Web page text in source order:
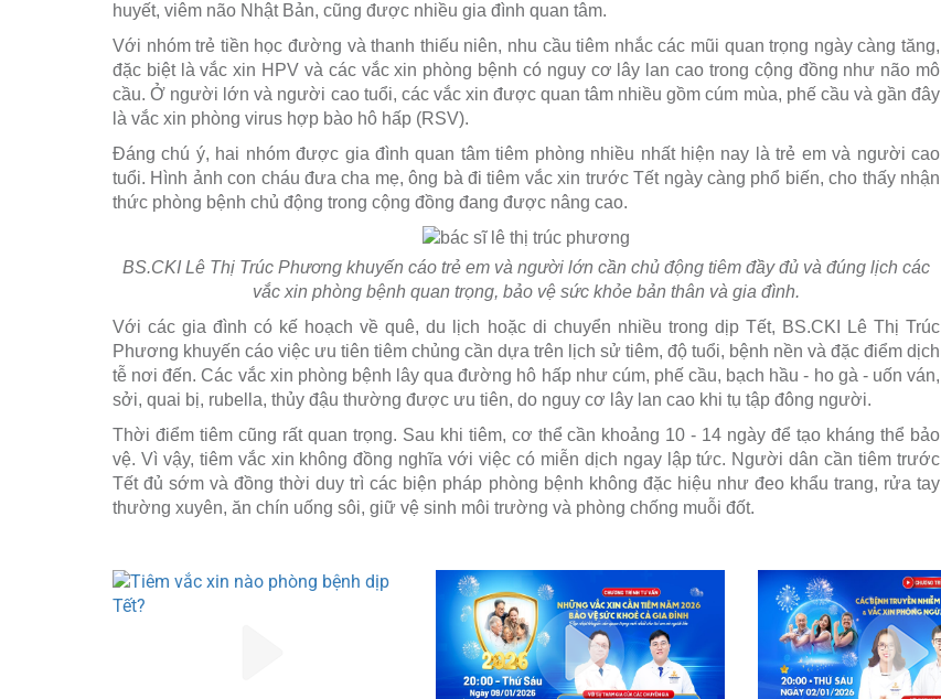
huyết, viêm não Nhật Bản, cũng được nhiều gia đình quan tâm.
Với nhóm trẻ tiền học đường và thanh thiếu niên, nhu cầu tiêm nhắc các mũi quan trọng ngày càng tăng,
đặc biệt là vắc xin HPV và các vắc xin phòng bệnh có nguy cơ lây lan cao trong cộng đồng như não mô
cầu. Ở người lớn và người cao tuổi, các vắc xin được quan tâm nhiều gồm cúm mùa, phế cầu và gần đây
là vắc xin phòng virus hợp bào hô hấp (RSV).
Đáng chú ý, hai nhóm được gia đình quan tâm tiêm phòng nhiều nhất hiện nay là trẻ em và người cao
tuổi. Hình ảnh con cháu đưa cha mẹ, ông bà đi tiêm vắc xin trước Tết ngày càng phổ biến, cho thấy nhận
thức phòng bệnh chủ động trong cộng đồng đang được nâng cao.
BS.CKI Lê Thị Trúc Phương khuyến cáo trẻ em và người lớn cần chủ động tiêm đầy đủ và đúng lịch các
vắc xin phòng bệnh quan trọng, bảo vệ sức khỏe bản thân và gia đình.
Với các gia đình có kế hoạch về quê, du lịch hoặc di chuyển nhiều trong dịp Tết, BS.CKI Lê Thị Trúc
Phương khuyến cáo việc ưu tiên tiêm chủng cần dựa trên lịch sử tiêm, độ tuổi, bệnh nền và đặc điểm dịch
tễ nơi đến. Các vắc xin phòng bệnh lây qua đường hô hấp như cúm, phế cầu, bạch hầu - ho gà - uốn ván,
sởi, quai bị, rubella, thủy đậu thường được ưu tiên, do nguy cơ lây lan cao khi tụ tập đông người.
Thời điểm tiêm cũng rất quan trọng. Sau khi tiêm, cơ thể cần khoảng 10 - 14 ngày để tạo kháng thể bảo
vệ. Vì vậy, tiêm vắc xin không đồng nghĩa với việc có miễn dịch ngay lập tức. Người dân cần tiêm trước
Tết đủ sớm và đồng thời duy trì các biện pháp phòng bệnh không đặc hiệu như đeo khẩu trang, rửa tay
thường xuyên, ăn chín uống sôi, giữ vệ sinh môi trường và phòng chống muỗi đốt.